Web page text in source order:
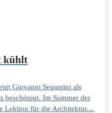
kühlt
Giovanni Segantini als
beschönigt. Im Sommer der
Lektion für die Architektur....